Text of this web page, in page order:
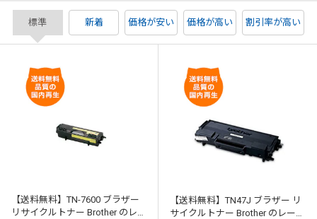
標準 新着 価格が安い 価格が高い 割引率が高い
【送料無料】TN-7600 ブラザー
リサイクルトナー Brother のレー
【送料無料】TN47J ブラザー リ
サイクルトナー Brother のレーザ